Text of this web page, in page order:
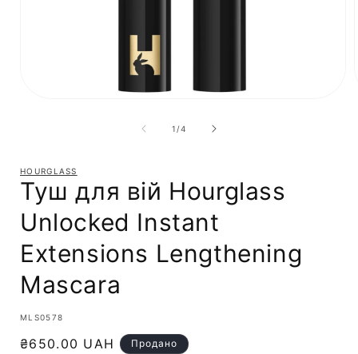
1 /з4
HOURGLASS
Туш для вій Hourglass
Unlocked Instant
Extensions Lengthening
Mascara
SKU:
MLS0578
Звичайна
₴650.00 UAH Продано